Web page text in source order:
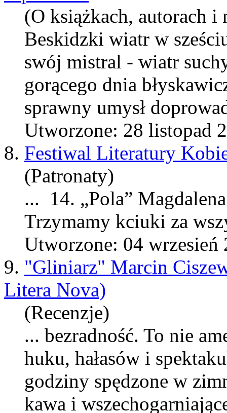
(O książkach, autorach
Beskidzki wiatr w
swój mistral - wiatr
gorącego dnia
sprawny umysł
Utworzone: 28 listopad
8. Festiwal Literatury
(Patronaty)
... 14. „Pola”
Trzymamy kciuki za
Utworzone: 04 wrzesień
9. "Gliniarz" Marcin
Litera Nova)
(Recenzje)
... bezradność. To nie
huku, hałasów i
godziny spędzone w
kawa i